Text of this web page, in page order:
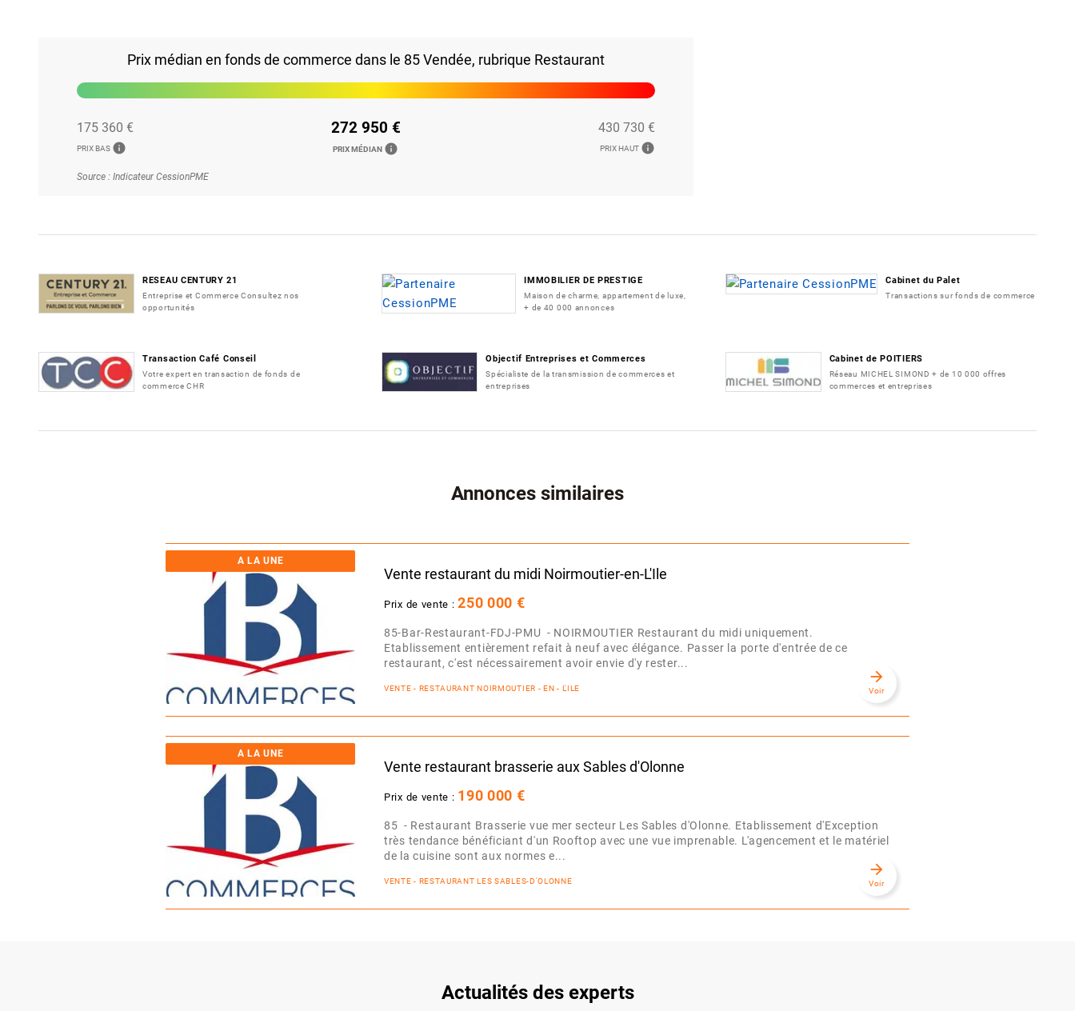
Prix médian en fonds de commerce dans le 85 Vendée, rubrique Restaurant
175 360 €
PRIX BAS info
272 950 €
PRIX MÉDIAN info
430 730 €
PRIX HAUT info
Source : Indicateur CessionPME
RESEAU CENTURY 21
Entreprise et Commerce Consultez nos
opportunités
IMMOBILIER DE PRESTIGE
Maison de charme, appartement de luxe,
+ de 40 000 annonces
Cabinet du Palet
Transactions sur fonds de commerce
Transaction Café Conseil
Votre expert en transaction de fonds de
commerce CHR
Objectif Entreprises et Commerces
Spécialiste de la transmission de commerces et
entreprises
Cabinet de POITIERS
Réseau MICHEL SIMOND + de 10 000 offres
commerces et entreprises
Annonces similaires
A LA UNE
Vente restaurant du midi Noirmoutier-en-L'Ile
Prix de vente :250 000 €
85-Bar-Restaurant-FDJ-PMU - NOIRMOUTIER Restaurant du midi uniquement.
Etablissement entièrement refait à neuf avec élégance. Passer la porte d'entrée de ce
restaurant, c'est nécessairement avoir envie d'y rester...
VENTE - RESTAURANT NOIRMOUTIER - EN - L'ILE
arrow_forward
Voir
A LA UNE
Vente restaurant brasserie aux Sables d'Olonne
Prix de vente : 190 000 €
85 - Restaurant Brasserie vue mer secteur Les Sables d'Olonne. Etablissement d'Exception
très tendance bénéficiant d'un Rooftop avec une vue imprenable. L'agencement et le matériel
de la cuisine sont aux normes e...
VENTE - RESTAURANT LES SABLES-D'OLONNE
arrow_forward
Voir
Actualités des experts